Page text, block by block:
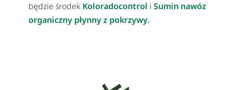
będzie środek Koloradocontrol i Sumin nawóz
organiczny płynny z pokrzywy.